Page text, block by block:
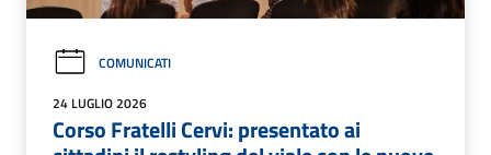
COMUNICATI
24 LUGLIO 2026
Corso Fratelli Cervi: presentato ai